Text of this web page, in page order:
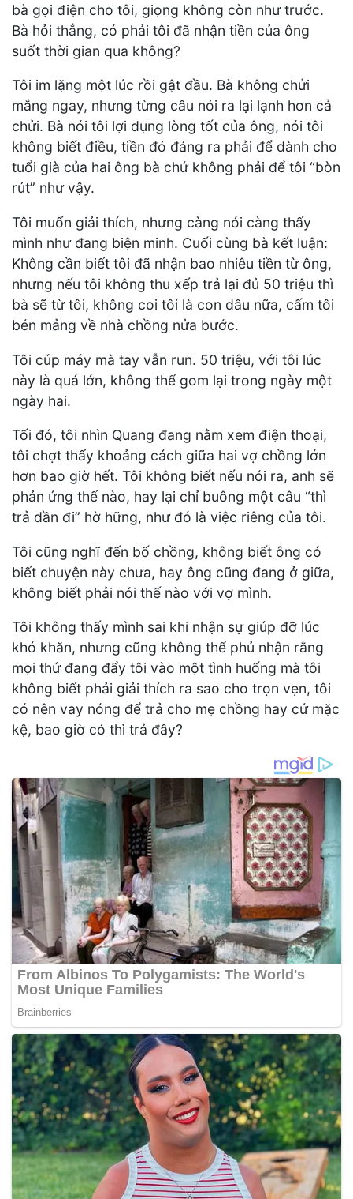
bà gọi điện cho tôi, giọng không còn như trước.
Bà hỏi thẳng, có phải tôi đã nhận tiền của ông
suốt thời gian qua không?
Tôi im lặng một lúc rồi gật đầu. Bà không chửi
mắng ngay, nhưng từng câu nói ra lại lạnh hơn cả
chửi. Bà nói tôi lợi dụng lòng tốt của ông, nói tôi
không biết điều, tiền đó đáng ra phải để dành cho
tuổi già của hai ông bà chứ không phải để tôi “bòn
rút” như vậy.
Tôi muốn giải thích, nhưng càng nói càng thấy
mình như đang biện minh. Cuối cùng bà kết luận:
Không cần biết tôi đã nhận bao nhiêu tiền từ ông,
nhưng nếu tôi không thu xếp trả lại đủ 50 triệu thì
bà sẽ từ tôi, không coi tôi là con dâu nữa, cấm tôi
bén mảng về nhà chồng nửa bước.
Tôi cúp máy mà tay vẫn run. 50 triệu, với tôi lúc
này là quá lớn, không thể gom lại trong ngày một
ngày hai.
Tối đó, tôi nhìn Quang đang nằm xem điện thoại,
tôi chợt thấy khoảng cách giữa hai vợ chồng lớn
hơn bao giờ hết. Tôi không biết nếu nói ra, anh sẽ
phản ứng thế nào, hay lại chỉ buông một câu “thì
trả dần đi” hờ hững, như đó là việc riêng của tôi.
Tôi cũng nghĩ đến bố chồng, không biết ông có
biết chuyện này chưa, hay ông cũng đang ở giữa,
không biết phải nói thế nào với vợ mình.
Tôi không thấy mình sai khi nhận sự giúp đỡ lúc
khó khăn, nhưng cũng không thể phủ nhận rằng
mọi thứ đang đẩy tôi vào một tình huống mà tôi
không biết phải giải thích ra sao cho trọn vẹn, tôi
có nên vay nóng để trả cho mẹ chồng hay cứ mặc
kệ, bao giờ có thì trả đây?